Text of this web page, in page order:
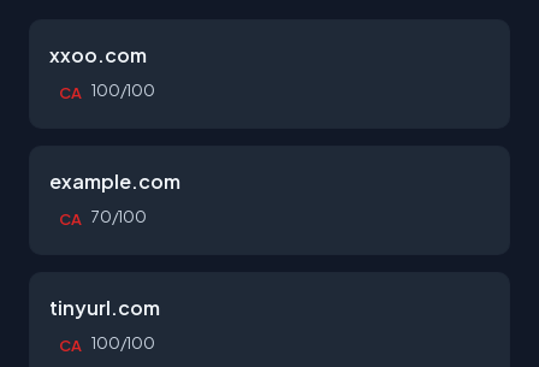
xxoo.com
CA 100/100
example.com
CA 70/100
tinyurl.com
CA 100/100